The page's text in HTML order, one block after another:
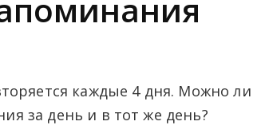
каждые 4 дня. Можно ли
за день и в тот же день?